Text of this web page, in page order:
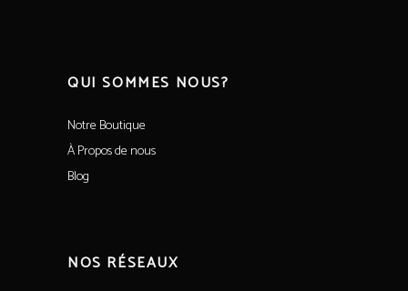
QUI SOMMES NOUS?
Notre Boutique
À Propos de nous
Blog
NOS RÉSEAUX